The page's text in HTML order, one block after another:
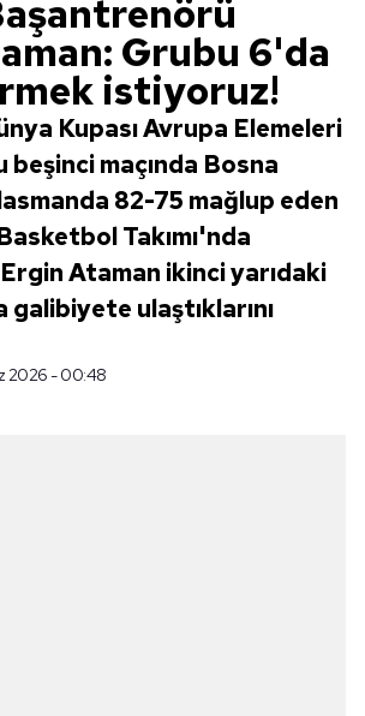
Grubu 6'da
istiyoruz!
Kupası Avrupa Elemeleri
beşinci maçında Bosna
82-75 mağlup eden
Takımı'nda
Ataman ikinci yarıdaki
ulaştıklarını
2026 - 00:48